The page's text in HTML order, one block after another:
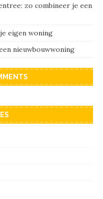
zo combineer je een
eigen woning
nieuwbouwwoning